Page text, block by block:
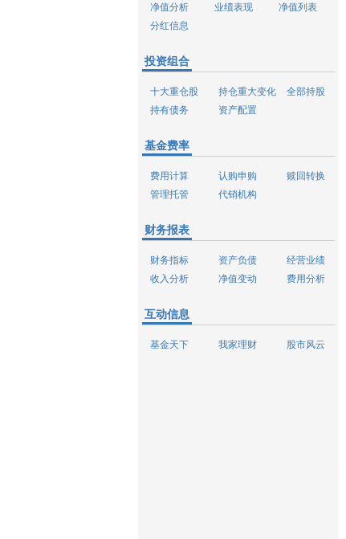
净值分析 业绩表现
净值列表
分红信息
投资组合
十大重仓股 持仓重大变化
全部持股
持有债务
资产配置
基金费率
费用计算 认购申购
赎回转换
管理托管
代销机构
财务报表
财务指标 资产负债
经营业绩
收入分析
净值变动 费用分析
互动信息
基金天下 我家理财 股市风云